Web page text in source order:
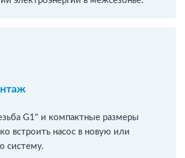
G1" и компактные размеры
встроить насос в новую или
систему.